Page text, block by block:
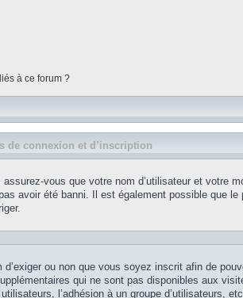
à ce forum ?
de connexion et d’inscription
vous que votre nom d’utilisateur et votre
avoir été banni. Il est également possible que le
ou non que vous soyez inscrit afin de
qui ne sont pas disponibles aux
l’adhésion à un groupe d’utilisateurs,